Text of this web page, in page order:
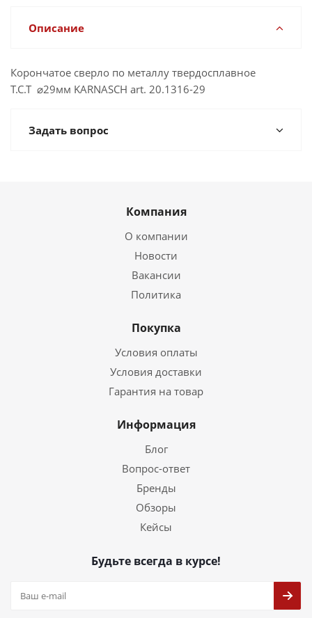
Описание
Корончатое сверло по металлу твердосплавное
Т.С.Т ⌀29мм KARNASCH art. 20.1316-29
Задать вопрос
Компания
О компании
Новости
Вакансии
Политика
Покупка
Условия оплаты
Условия доставки
Гарантия на товар
Информация
Блог
Вопрос-ответ
Бренды
Обзоры
Кейсы
Будьте всегда в курсе!